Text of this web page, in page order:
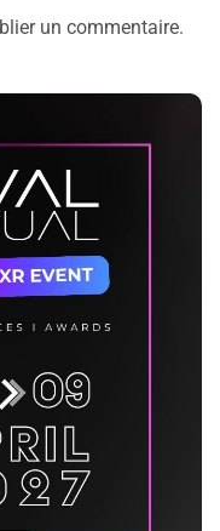
un commentaire.